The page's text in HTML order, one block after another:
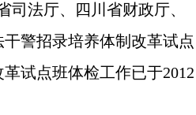
法厅、四川省财政厅、
警招录培养体制改革试点
试点班体检工作已于2012